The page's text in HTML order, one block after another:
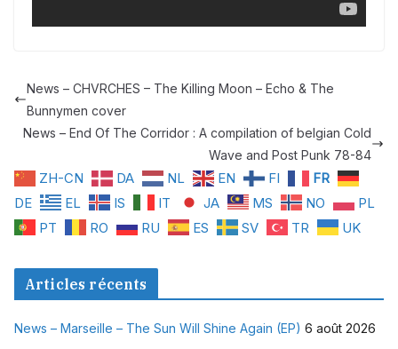
News – CHVRCHES – The Killing Moon – Echo & The
Bunnymen cover
News – End Of The Corridor : A compilation of belgian Cold
Wave and Post Punk 78-84
ZH-CN DA NL EN FI
FR
DE
EL IS IT JA MS NO
PL
PT
RO RU ES SV TR UK
Articles récents
News – Marseille – The Sun Will Shine Again (EP) 6 août 2026